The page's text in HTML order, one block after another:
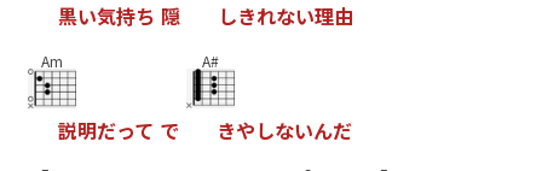
黒い気持ち 隠 しきれない理由
Am
説明だって で
A#
きやしないんだ